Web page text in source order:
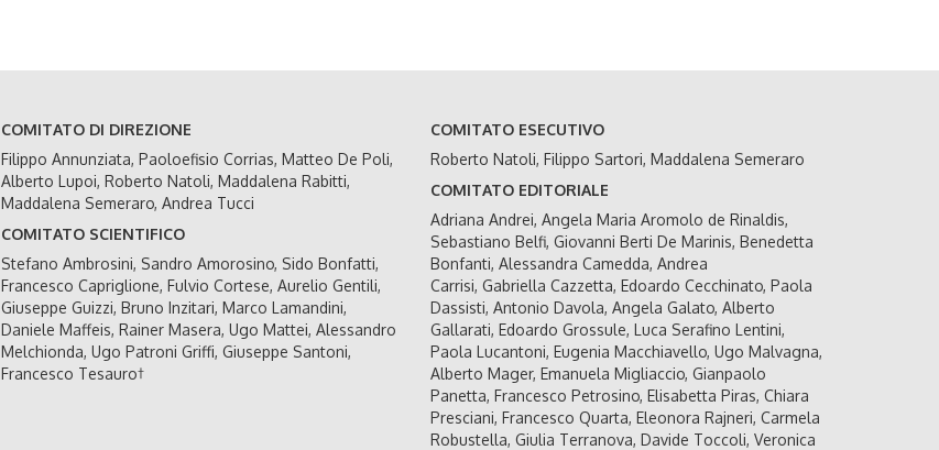
COMITATO DI DIREZIONE
Filippo Annunziata, Paoloefisio Corrias, Matteo De Poli,
Alberto Lupoi, Roberto Natoli, Maddalena Rabitti,
Maddalena Semeraro, Andrea Tucci
COMITATO SCIENTIFICO
Stefano Ambrosini, Sandro Amorosino, Sido Bonfatti,
Francesco Capriglione, Fulvio Cortese, Aurelio Gentili,
Giuseppe Guizzi, Bruno Inzitari, Marco Lamandini,
Daniele Maffeis, Rainer Masera, Ugo Mattei, Alessandro
Melchionda, Ugo Patroni Griffi, Giuseppe Santoni,
Francesco Tesauro†
COMITATO ESECUTIVO
Roberto Natoli, Filippo Sartori, Maddalena Semeraro
COMITATO EDITORIALE
Adriana Andrei, Angela Maria Aromolo de Rinaldis,
Sebastiano Belfi, Giovanni Berti De Marinis, Benedetta
Bonfanti, Alessandra Camedda, Andrea
Carrisi, Gabriella Cazzetta, Edoardo Cecchinato, Paola
Dassisti, Antonio Davola, Angela Galato, Alberto
Gallarati, Edoardo Grossule, Luca Serafino Lentini,
Paola Lucantoni, Eugenia Macchiavello, Ugo Malvagna,
Alberto Mager, Emanuela Migliaccio, Gianpaolo
Panetta, Francesco Petrosino, Elisabetta Piras, Chiara
Presciani, Francesco Quarta, Eleonora Rajneri, Carmela
Robustella, Giulia Terranova, Davide Toccoli, Veronica